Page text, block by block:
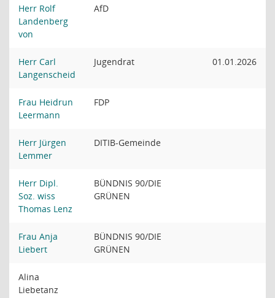
Herr Rolf
Landenberg
von
AfD
Herr Carl
Langenscheid
Jugendrat 01.01.2026
Frau Heidrun
Leermann
FDP
Herr Jürgen
Lemmer
DITIB-Gemeinde
Herr Dipl.
Soz. wiss
Thomas Lenz
BÜNDNIS 90/DIE
GRÜNEN
Frau Anja
Liebert
BÜNDNIS 90/DIE
GRÜNEN
Alina
Liebetanz